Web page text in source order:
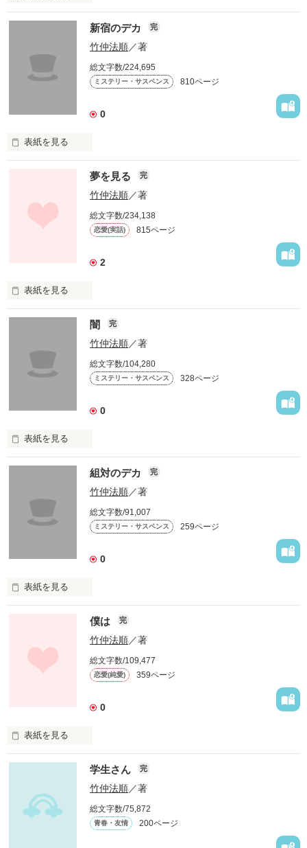
《あらすじ》
二〇一五年四月上旬、警視庁捜査一課にいる警部の俺は、相
方で警部補の橋村と一緒に勤務し続けた。フロア内は慌ただし
く、翻弄される。ちょうどその頃、新宿区の裏手の路地で男性
の変死体が発見され、臨場しようとした時、上司で一課長の吉
村に止められた。しばらくは様子見しようと思い、デスクに戻
って、淡々と職務をこなす。そして四月上旬の平日、警視庁の
刑事と所轄の南新宿署のデカたちが集って行われた捜査に、橋
本作は警視庁の刑事の姿を通して、警察社会を描き抜くハー
ドボイルドです。是非ご一読を！
作品を読む
新宿のデカ 完
竹仲法順／著
総文字数/224,695
ミステリー・サスペンス 810ページ
0
表紙を見る
二〇一四年の三月下旬、現役の警察官の俺は勤務先の新宿中
央署刑事課フロアに詰め、来たる年度に備えて、仕事をしてい
た。昔、警視庁の捜査二課にいて、選挙違反の摘発ミスで左遷
され、今の署に来たのである。仲間内に警部補の島田がいて、
コンビを組んでいた。そして警察社会で出世からは程遠い俺に
夢を見る 完
竹仲法順／著
総文字数/234,138
恋愛(実話) 815ページ
2
表紙を見る
三十代で会社の女性社員のあたしは、休日の朝ゆっくりと眠
り、明け方夢などを見ながら、やや遅めに起き出す。そして彼
氏の雄哉から誘いのメールが来たのを見、その日会って一緒に
過ごしていた。互いに独身同士で休日だけ共にいる関係が続
く。彼はいつも海に行きたいと言っていたので、あたしの方が
車を出し、街の外れの海へと行っていたのだが……。
本作は大人の恋愛小説です。読者の皆様、どうぞよろしく！
闇 完
竹仲法順／著
総文字数/104,280
ミステリー・サスペンス 328ページ
0
表紙を見る
二〇一二年八月下旬、俺は仕えている新民党幹事長の岩原一雄
のお抱え運転手役で車を出していた。ドライバー側から見える
政治家の表から裏までを全て知り尽くしている。岩原は電撃的
に離党し、新党を結党して政界を再編することに意欲を燃やし
ているようだったが……。本編は政界を舞台にしたノワールで
す。読者の皆様、どうぞよろしく！
組対のデカ 完
竹仲法順／著
総文字数/91,007
ミステリー・サスペンス 259ページ
0
表紙を見る
二〇一二年四月上旬、新宿歌舞伎町で俺が属する警視庁組対部
のデカたちが夜間、銃やクスリなどを闇に横流ししている河村
組とフロント企業の三嶋興業の人間たちを摘発した。裏社会で
動く組対の人間たちは活動を続けている。そして組対が関係す
る事件が巻き起こるのだが……。
本作は警察社会でも裏の部署の刑事たちを描いた作品です。ど
僕は 完
竹仲法順／著
総文字数/109,477
恋愛(純愛) 359ページ
0
表紙を見る
東京都内にある東都大入学を機に九州の田舎町から上京してき
た僕は、在学中に司法試験に合格し、大学卒業後、都内の法律
事務所に勤め始める。そこには二つ年上で、東都大の先輩に当
たる美津濃江美がいて、顔見知りになったときからずっと付き
合っていたのだが……。
本作は大人のラブストーリーです。どうぞお読みくださいま
学生さん 完
竹仲法順／著
総文字数/75,872
青春・友情 200ページ